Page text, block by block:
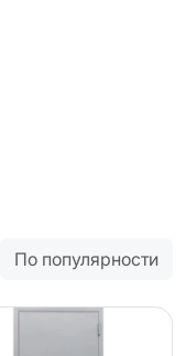
По популярности